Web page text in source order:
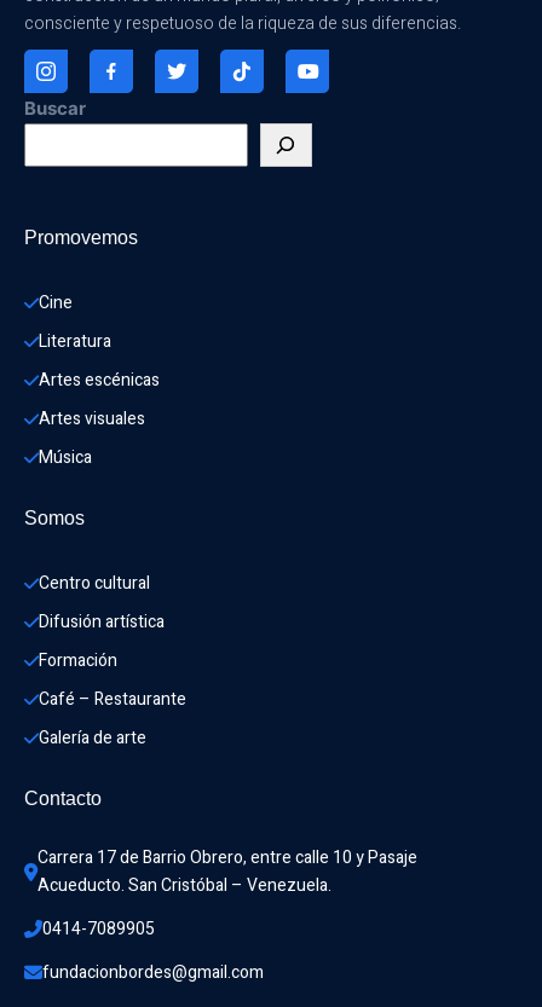
consciente y respetuoso de la riqueza de sus diferencias.
Buscar
Promovemos
Cine
Literatura
Artes escénicas
Artes visuales
Música
Somos
Centro cultural
Difusión artística
Formación
Café – Restaurante
Galería de arte
Contacto
Carrera 17 de Barrio Obrero, entre calle 10 y Pasaje
Acueducto. San Cristóbal – Venezuela.
0414-7089905
fundacionbordes@gmail.com